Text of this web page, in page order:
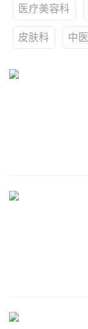
医疗美容科
皮肤科 中